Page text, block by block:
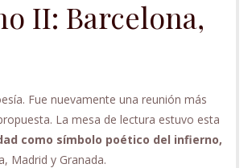
II: Barcelona,
Fue nuevamente una reunión más
La mesa de lectura estuvo esta
como símbolo poético del infierno,
Madrid y Granada.